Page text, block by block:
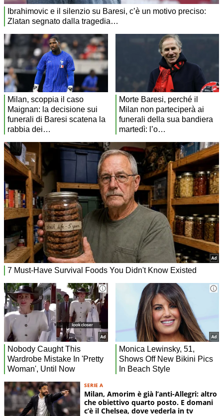
SERIE A
Milan, Amorim è già l’anti-Allegri: altro
che obiettivo quarto posto. E domani
c’è il Chelsea, dove vederla in tv